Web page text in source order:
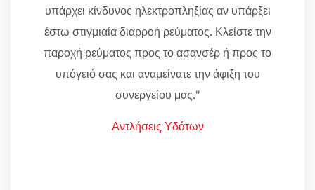
υπάρχει κίνδυνος ηλεκτροπληξίας αν υπάρξει
έστω στιγμιαία διαρροή ρεύματος. Κλείστε την
παροχή ρεύματος προς το ασανσέρ ή προς το
υπόγειό σας και αναμείνατε την άφιξη του
συνεργείου μας."
Αντλήσεις Υδάτων